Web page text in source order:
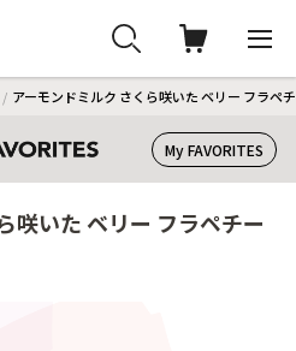
アーモンドミルク さくら咲いた ベリー フラペ
My FAVORITES
咲いた ベリー フラペチー